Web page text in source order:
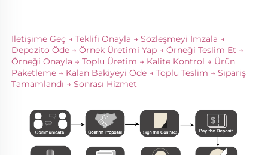
İletişime Geç → Teklifi Onayla → Sözleşmeyi İmzala →
Depozito Öde → Örnek Üretimi Yap → Örneği Teslim Et →
Örneği Onayla → Toplu Üretim → Kalite Kontrol → Ürün
Paketleme → Kalan Bakiyeyi Öde → Toplu Teslim → Sipariş
Tamamlandı → Sonrası Hizmet